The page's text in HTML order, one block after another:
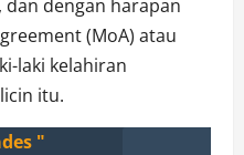
dengan harapan
(MoA) atau
laki kelahiran
itu.
"